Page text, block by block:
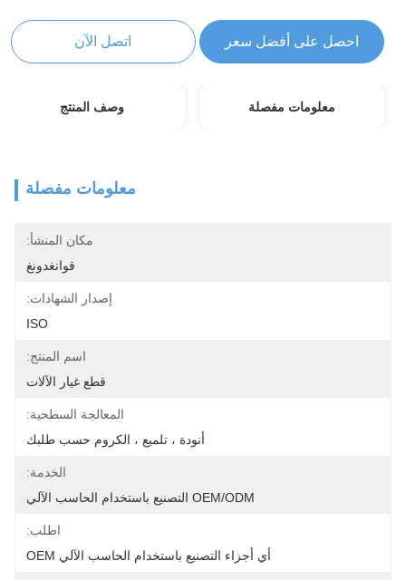
احصل على أفضل سعر اتصل الآن
معلومات مفصلة وصف المنتج
معلومات مفصلة
مكان المنشأ:
قوانغدونغ
إصدار الشهادات:
ISO
اسم المنتج:
قطع غيار الآلات
المعالجة السطحية:
أنودة ، تلميع ، الكروم حسب طلبك
الخدمة:
OEM/ODM التصنيع باستخدام الحاسب الآلي
اطلب:
أي أجزاء التصنيع باستخدام الحاسب الآلي OEM